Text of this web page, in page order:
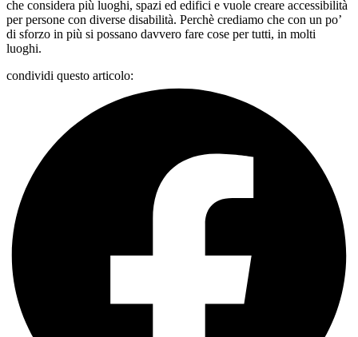
che considera più luoghi, spazi ed edifici e vuole creare accessibilità
per persone con diverse disabilità. Perchè crediamo che con un po’
di sforzo in più si possano davvero fare cose per tutti, in molti
luoghi.
condividi questo articolo: